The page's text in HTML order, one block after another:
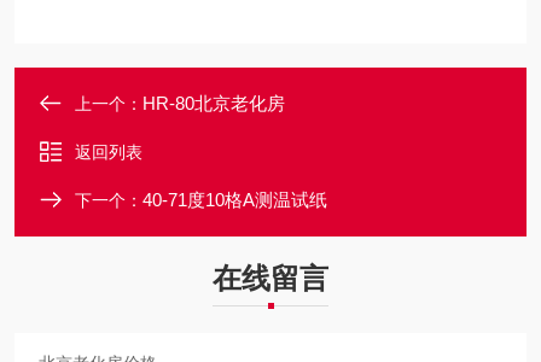
上一个： HR-80北京老化房
返回列表
下一个： 40-71度10格A测温试纸
在线留言